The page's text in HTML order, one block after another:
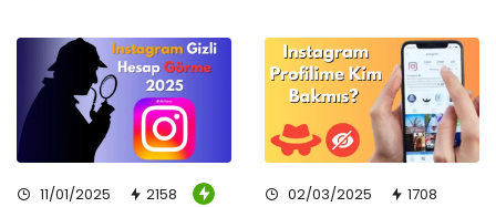
11/01/2025 2158 02/03/2025 1708